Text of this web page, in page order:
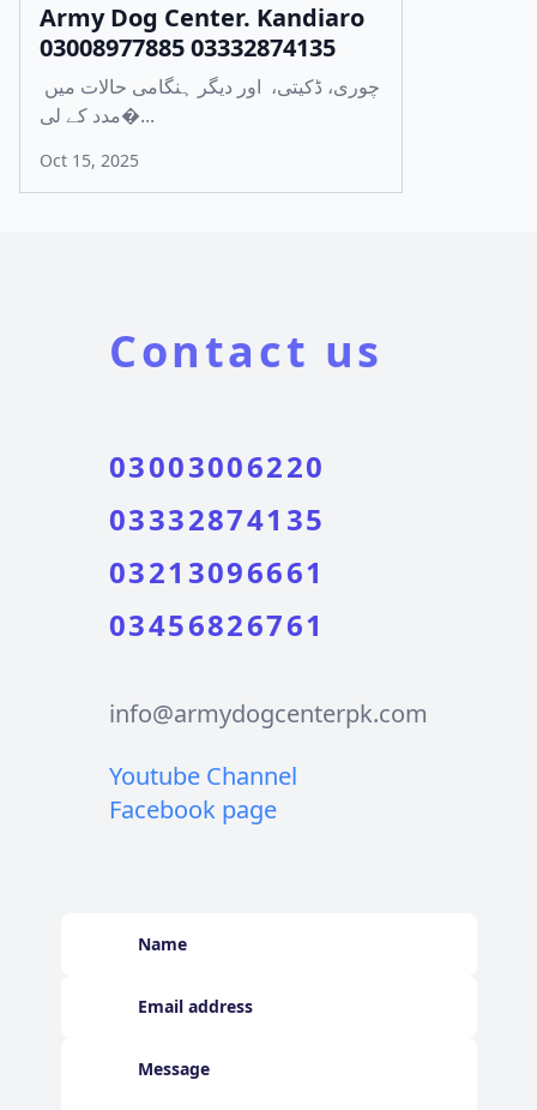
Army Dog Center. Kandiaro
03008977885 03332874135
مدد کے لی�...
Oct 15, 2025
Contact us
03003006220
03332874135
03213096661
03456826761
info@armydogcenterpk.com
Youtube Channel
Facebook page